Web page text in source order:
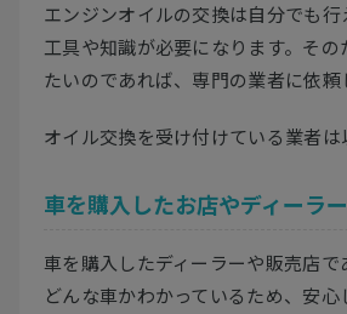
エンジンオイルの交換は自分でも行
工具や知識が必要になります。その
たいのであれば、専門の業者に依頼
オイル交換を受け付けている業者は
車を購入したお店やディーラー
車を購入したディーラーや販売店で
どんな車かわかっているため、安